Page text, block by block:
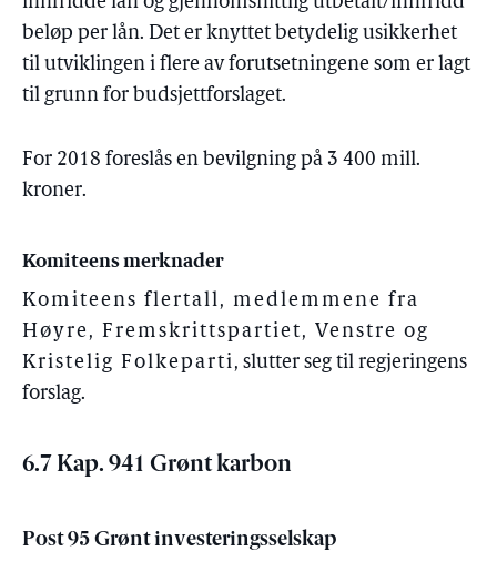
beløp per lån. Det er knyttet betydelig usikkerhet
til utviklingen i flere av forutsetningene som er lagt
til grunn for budsjettforslaget.
For 2018 foreslås en bevilgning på 3 400 mill.
kroner.
Komiteens merknader
Komiteens flertall, medlemmene fra
Høyre, Fremskrittspartiet, Venstre og
Kristelig Folkeparti, slutter seg til regjeringens
forslag.
6.7 Kap. 941 Grønt karbon
Post 95 Grønt investeringsselskap